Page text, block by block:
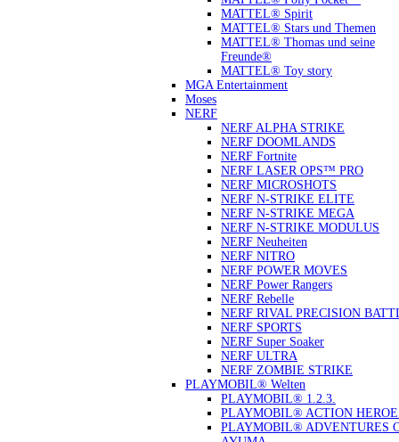
MATTEL® Spirit
MATTEL® Stars und Themen
MATTEL® Thomas und seine
Freunde®
MATTEL® Toy story
MGA Entertainment
Moses
NERF
NERF ALPHA STRIKE
NERF DOOMLANDS
NERF Fortnite
NERF LASER OPS™ PRO
NERF MICROSHOTS
NERF N-STRIKE ELITE
NERF N-STRIKE MEGA
NERF N-STRIKE MODULUS
NERF Neuheiten
NERF NITRO
NERF POWER MOVES
NERF Power Rangers
NERF Rebelle
NERF RIVAL PRECISION
NERF SPORTS
NERF Super Soaker
NERF ULTRA
NERF ZOMBIE STRIKE
PLAYMOBIL® Welten
PLAYMOBIL® 1.2.3.
PLAYMOBIL® ACTION
PLAYMOBIL® ADVENTURES